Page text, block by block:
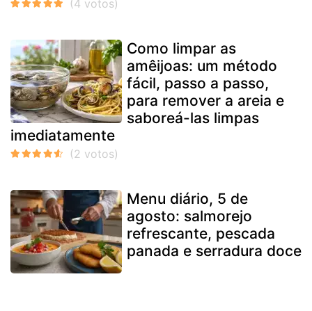
Como limpar as
amêijoas: um método
fácil, passo a passo,
para remover a areia e
saboreá-las limpas
imediatamente
Menu diário, 5 de
agosto: salmorejo
refrescante, pescada
panada e serradura doce